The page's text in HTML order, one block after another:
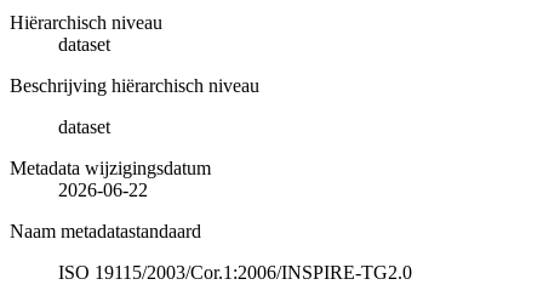
Hiërarchisch niveau
dataset
Beschrijving hiërarchisch niveau
dataset
Metadata wijzigingsdatum
2026-06-22
Naam metadatastandaard
ISO 19115/2003/Cor.1:2006/INSPIRE-TG2.0